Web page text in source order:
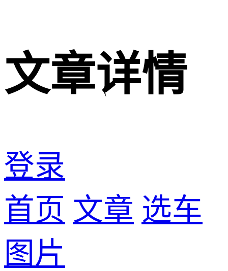
文章详情
登录
首页 文章 选车
图片